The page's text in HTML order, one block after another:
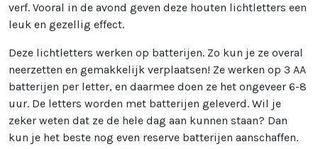
verf. Vooral in de avond geven deze houten lichtletters een
leuk en gezellig effect.
Deze lichtletters werken op batterijen. Zo kun je ze overal
neerzetten en gemakkelijk verplaatsen! Ze werken op 3 AA
batterijen per letter, en daarmee doen ze het ongeveer 6-8
uur. De letters worden met batterijen geleverd. Wil je
zeker weten dat ze de hele dag aan kunnen staan? Dan
kun je het beste nog even reserve batterijen aanschaffen.